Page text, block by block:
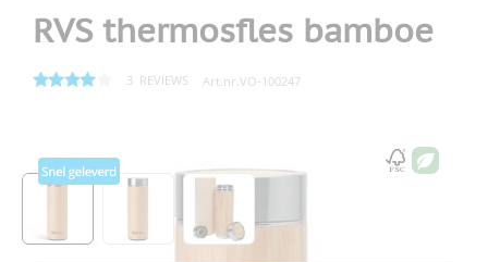
RVS thermosfles bamboe
3 REVIEWS Art.nr. VO-100247
Hoofdafbeelding
Klik om afbeelding op volledig scherm te bekijken
View larger imageView larger imageView larger image